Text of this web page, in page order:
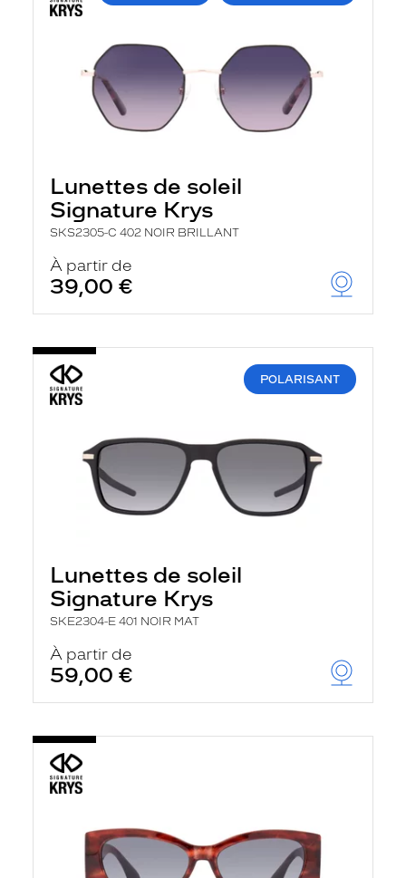
Lunettes de soleil
Signature Krys
SKS2305-C 402 NOIR BRILLANT
À partir de
39,00 €
POLARISANT
Lunettes de soleil
Signature Krys
SKE2304-E 401 NOIR MAT
À partir de
59,00 €